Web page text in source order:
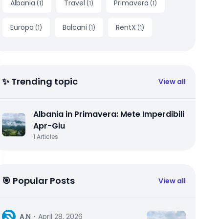
Albania (1) Travel (1) Primavera (1)
Europa (1) Balcani (1) RentX (1)
✨ Trending topic View all
Albania in Primavera: Mete Imperdibili
Apr-Giu
1 Articles
🎯 Popular Posts View all
A A.N · April 28, 2026